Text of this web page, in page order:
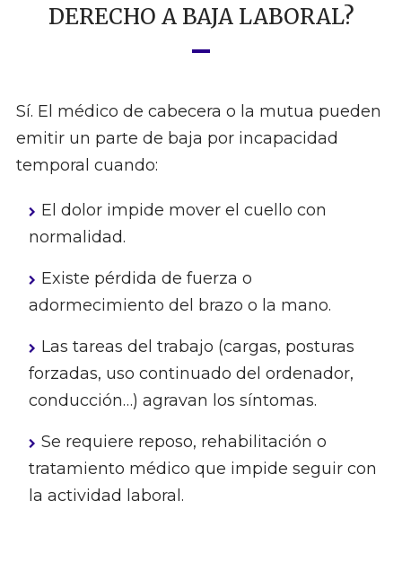
DERECHO A BAJA LABORAL?
Sí. El médico de cabecera o la mutua pueden
emitir un parte de baja por incapacidad
temporal cuando:
El dolor impide mover el cuello con
normalidad.
Existe pérdida de fuerza o
adormecimiento del brazo o la mano.
Las tareas del trabajo (cargas, posturas
forzadas, uso continuado del ordenador,
conducción…) agravan los síntomas.
Se requiere reposo, rehabilitación o
tratamiento médico que impide seguir con
la actividad laboral.